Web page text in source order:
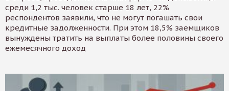
среди 1,2 тыс. человек старше 18 лет, 22%
респондентов заявили, что не могут погашать свои
кредитные задолженности. При этом 18,5% заемщиков
вынуждены тратить на выплаты более половины своего
ежемесячного доход